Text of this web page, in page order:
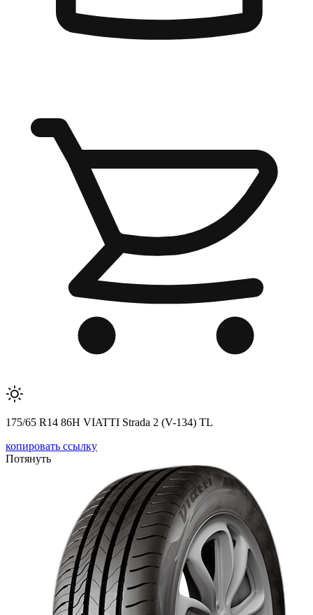
175/65 R14 86H VIATTI Strada 2 (V-134) TL
копировать ссылку
Потянуть